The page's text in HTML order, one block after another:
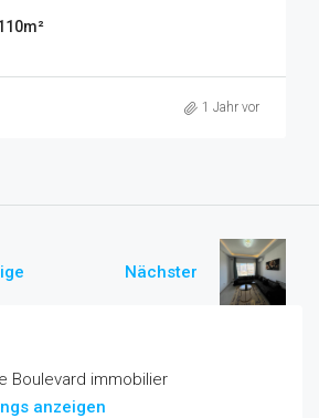
m²
1 Jahr vor
Nächster
Boulevard immobilier
anzeigen